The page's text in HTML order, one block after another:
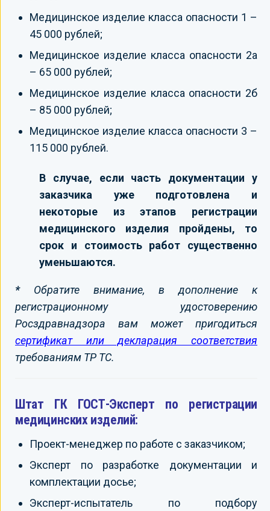
Медицинское изделие класса опасности 1 –
45 000 рублей;
Медицинское изделие класса опасности 2а
– 65 000 рублей;
Медицинское изделие класса опасности 2б
– 85 000 рублей;
Медицинское изделие класса опасности 3 –
115 000 рублей.
В случае, если часть документации у
заказчика уже подготовлена и
некоторые из этапов регистрации
медицинского изделия пройдены, то
срок и стоимость работ существенно
уменьшаются.
*Обратите внимание, в дополнение к
регистрационному удостоверению
Росздравнадзора вам может пригодиться
сертификат или декларация соответствия
требованиям ТР ТС.
Штат ГК ГОСТ-Эксперт по регистрации
медицинских изделий:
Проект-менеджер по работе с заказчиком;
Эксперт по разработке документации и
комплектации досье;
Эксперт-испытатель по подбору